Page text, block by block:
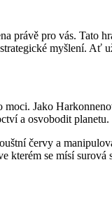
právě pro vás. Tato
myšlení. Ať
Jako
a osvobodit planetu.
červy a
kterém se mísí